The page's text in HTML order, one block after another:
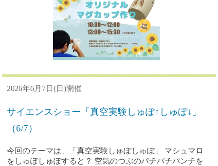
2026年6月7日(日)開催
サイエンスショー「真空実験しゅぽ↑しゅぽ↓」
（6/7）
今回のテーマは、「真空実験しゅぽしゅぽ」 マシュマロ
をしゅぽしゅぽすると？ 空気のつぶのパチパチパンチを